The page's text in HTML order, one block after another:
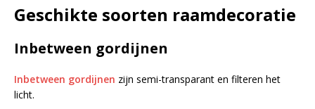
Geschikte soorten raamdecoratie
Inbetween gordijnen
Inbetween gordijnen zijn semi-transparant en filteren het
licht.